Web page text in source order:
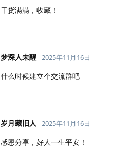
干货满满，收藏！
梦深人未醒 2025年11月16日
什么时候建立个交流群吧
岁月藏旧人 2025年11月16日
感恩分享，好人一生平安！